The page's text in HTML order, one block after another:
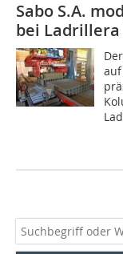
Sabo S.A.
bei Ladrillera